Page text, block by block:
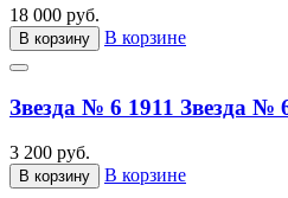
18 000 руб.
В корзину В корзине
Звезда № 6 1911 Звезда №
3 200 руб.
В корзину В корзине